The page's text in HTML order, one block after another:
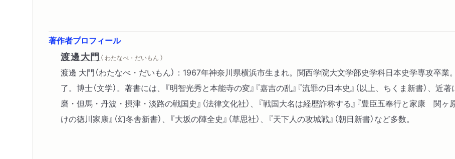
著作者プロフィール
渡邊大門 （ わたなべ・だいもん ）
渡邊 大門（わたなべ・だいもん）：1967年神奈川県横浜市生まれ。関西学院大文学部史学科日本史学専攻卒
了。博士（文学）。著書には、『明智光秀と本能寺の変』『嘉吉の乱』『流罪の日本史』（以上、ちくま新書）、近
磨・但馬・丹波・摂津・淡路の戦国史』（法律文化社）、『戦国大名は経歴詐称する』『豊臣五奉行と家康 関ヶ
けの徳川家康』（幻冬舎新書）、『大坂の陣全史』（草思社）、『天下人の攻城戦』（朝日新書）など多数。